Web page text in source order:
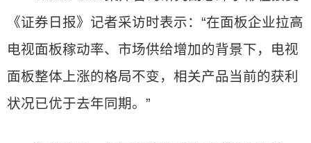
《证券日报》记者采访时表示：“在面板企业拉高
电视面板稼动率、市场供给增加的背景下，电视
面板整体上涨的格局不变，相关产品当前的获利
状况已优于去年同期。”